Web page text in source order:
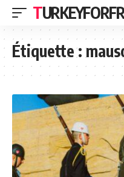
Étiquette :